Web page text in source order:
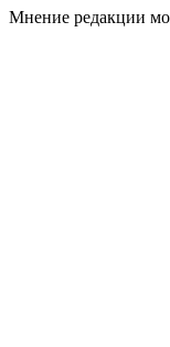
Мнение редакции